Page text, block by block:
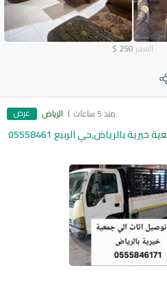
السعر 250
$
منذ 5 ساعات الرياض عرض
دينا توصيل اثاث الى جمعية خيرية بالرياض,حي الربيع 05558461